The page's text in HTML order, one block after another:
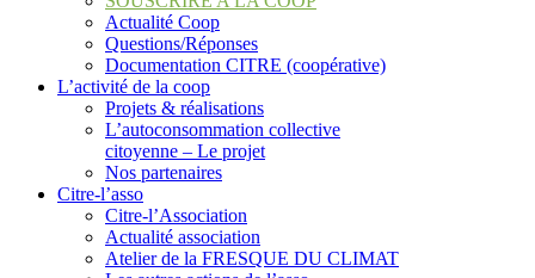
Actualité Coop
Questions/Réponses
Documentation CITRE (coopérative)
L’activité de la coop
Projets & réalisations
L’autoconsommation collective
citoyenne – Le projet
Nos partenaires
Citre-l’asso
Citre-l’Association
Actualité association
Atelier de la FRESQUE DU CLIMAT